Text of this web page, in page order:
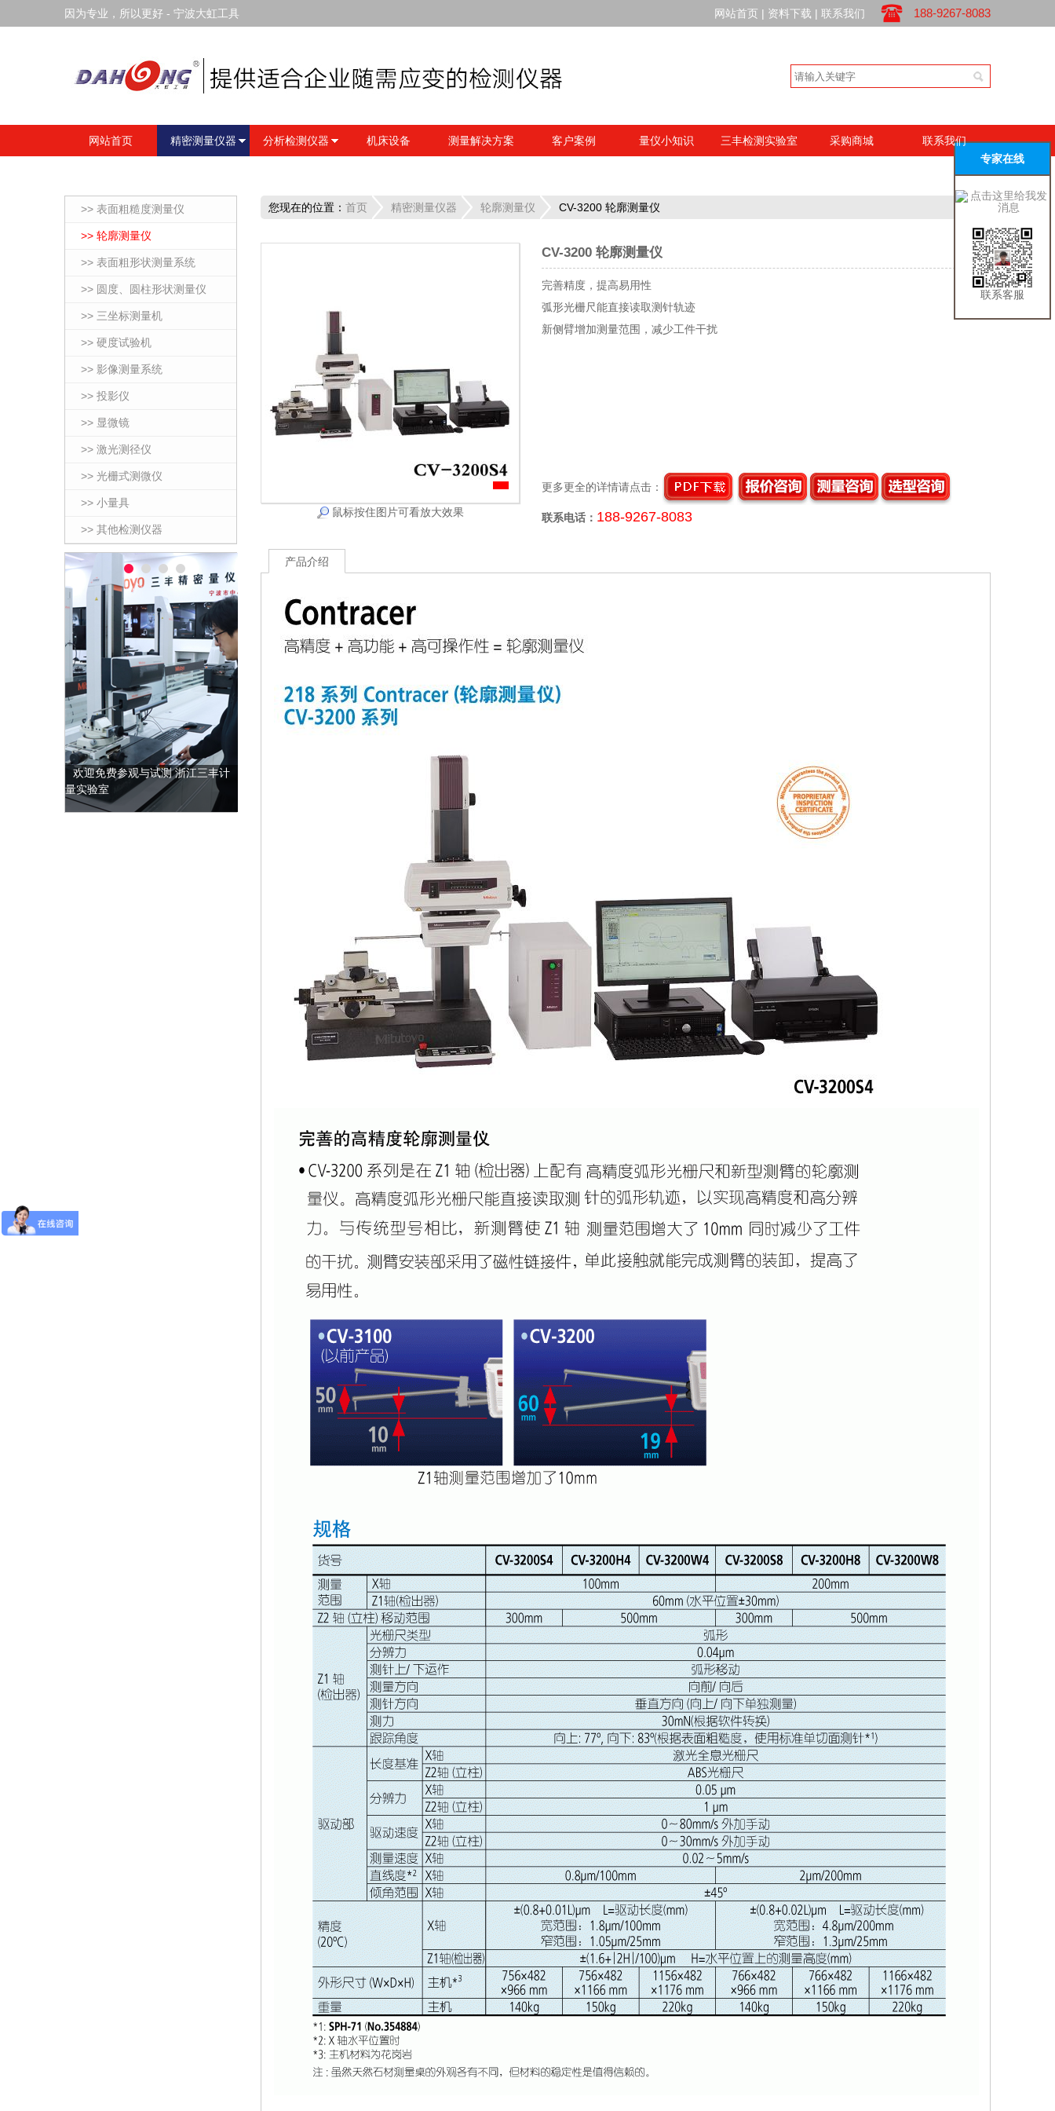
因为专业，所以更好 - 宁波大虹工具 188-9267-8083
网站首页 | 资料下载 | 联系我们
网站首页 精密测量仪器 分析检测仪器 机床设备 测量解决方案 客户案例 量仪小知识 三丰检测实验室 采购商城 联系我们
>> 表面粗糙度测量仪
>> 轮廓测量仪
>> 表面粗形状测量系统
>> 圆度、圆柱形状测量仪
>> 三坐标测量机
>> 硬度试验机
>> 影像测量系统
>> 投影仪
>> 显微镜
>> 激光测径仪
>> 光栅式测微仪
>> 小量具
>> 其他检测仪器
实现互联网O2O体验，让客户直观
感受三丰品牌量仪的可靠性、操作
性及效率性
您现在的位置： 首页 精密测量仪器 轮廓测量仪 CV-3200 轮廓测量仪
鼠标按住图片可看放大效果
CV-3200 轮廓测量仪
完善精度，提高易用性
弧形光栅尺能直接读取测针轨迹
新侧臂增加测量范围，减少工件干扰
更多更全的详情请点击：
联系电话： 188-9267-8083
产品介绍
专家在线
联系客服